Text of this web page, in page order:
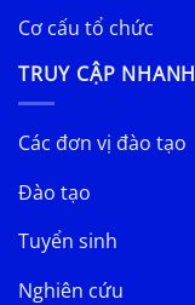
Cơ cấu tổ chức
TRUY CẬP NHANH
Các đơn vị đào tạo
Đào tạo
Tuyển sinh
Nghiên cứu